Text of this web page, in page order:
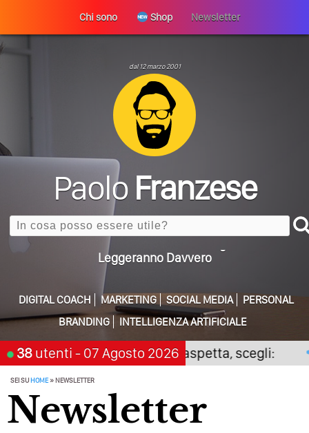
Chi sono Shop Newsletter
dal 12 marzo 2001
Paolo Franzese
Search
ULTIMO ARTICOLO
Perché La Tua Vita Non Cambia? La Trappola
Della Motivazione…
Quando L’amore Diventa Speranza: Il Quarto Memorial
Carmine Franzese
Come Scrivere Un Articolo Per Il Blog? Uno Che
Leggeranno Davvero
Cos’è La Search Generative Experience (SGE)? Il Declino
Della Vecchia SEO
Come Cambieranno I Social Media? Siamo Nell’era Degli
Algoritmi Predittivi
Quale Sarà Il Futuro Della Tua Azienda? Lo Decidi
Perché Pubblicare Non Basta Più? Contenuti Di Valore O
Solo Rumore…
DIGITAL COACH MARKETING SOCIAL MEDIA
PERSONAL
BRANDING
INTELLIGENZA ARTIFICIALE
38 utenti - 07 Agosto 2026
Il digitale non premia chi aspetta, scegli:
SEI SUHOME»NEWSLETTER
Newsletter